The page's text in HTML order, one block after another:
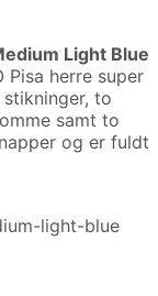
Light Blue
Pisa herre super
to
samt to
og er fuldt
light-blue